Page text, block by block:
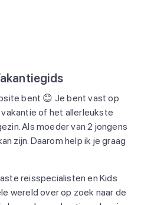
bent 😊 Je bent vast op
of het allerleukste
Als moeder van 2 jongens
zijn. Daarom help ik je graag
reisspecialisten en Kids
wereld over op zoek naar de